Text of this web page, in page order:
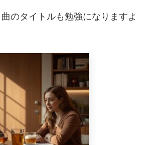
のタイトルも勉強になりますよ